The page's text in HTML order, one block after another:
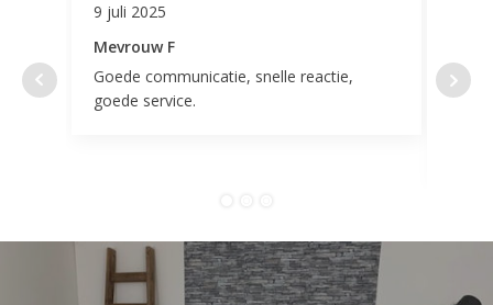
9 juli 2025
Mevrouw F
Goede communicatie, snelle reactie,
goede service.
door